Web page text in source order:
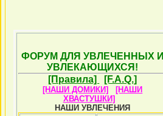
ФОРУМ ДЛЯ УВЛЕЧЕННЫХ И
УВЛЕКАЮЩИХСЯ!
[Правила]
[F.A.Q.]
[НАШИ ДОМИКИ]
[НАШИ
ХВАСТУШКИ]
НАШИ УВЛЕЧЕНИЯ